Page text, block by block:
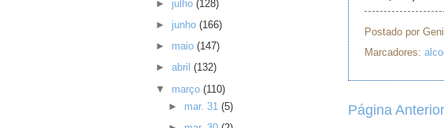
Postado por
Marcadores:
Página Anterior
► julho(128)
► junho(166)
► maio(147)
►abril(132)
▼ março(110)
► mar. 31 (5)